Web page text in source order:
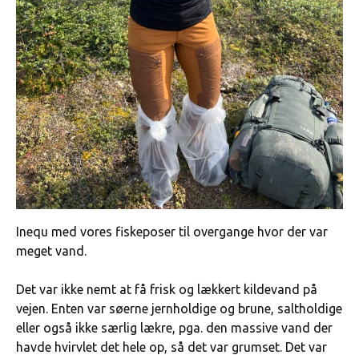
Inequ med vores fiskeposer til overgange hvor der var
meget vand.
Det var ikke nemt at få frisk og lækkert kildevand på
vejen. Enten var søerne jernholdige og brune, saltholdige
eller også ikke særlig lækre, pga. den massive vand der
havde hvirvlet det hele op, så det var grumset. Det var